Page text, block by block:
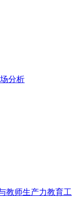
分析
教师生产力教育工